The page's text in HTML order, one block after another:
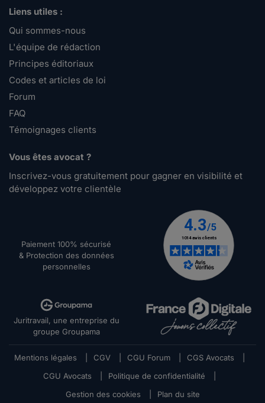
Liens utiles :
Qui sommes-nous
L'équipe de rédaction
Principes éditoriaux
Codes et articles de loi
Forum
FAQ
Témoignages clients
Vous êtes avocat ?
Inscrivez-vous gratuitement pour gagner en visibilité et
développez votre clientèle
Paiement 100% sécurisé
& Protection des données
personnelles
Juritravail, une entreprise du
groupe Groupama
Mentions légales CGV CGU Forum CGS Avocats
CGU Avocats
Politique de confidentialité
Gestion des cookies
Plan du site